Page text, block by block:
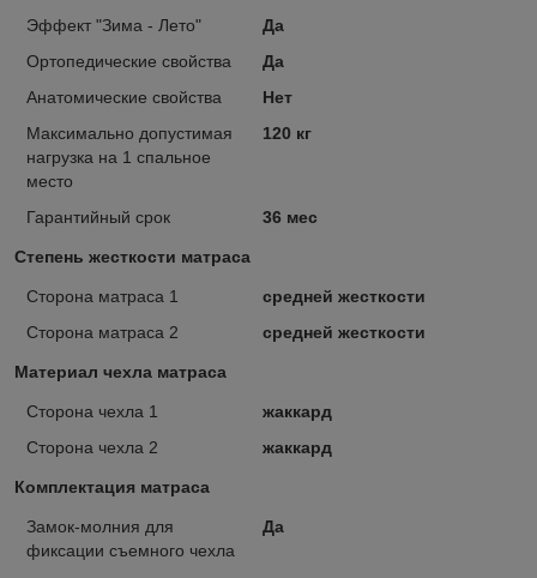
Эффект "Зима - Лето"
Да
Ортопедические свойства
Да
Анатомические свойства
Нет
Максимально допустимая
нагрузка на 1 спальное
место
120 кг
Гарантийный срок 36 мес
Степень жесткости матраса
Сторона матраса 1
средней жесткости
Сторона матраса 2
средней жесткости
Материал чехла матраса
Сторона чехла 1
жаккард
Сторона чехла 2
жаккард
Комплектация матраса
Замок-молния для
фиксации съемного чехла
Да